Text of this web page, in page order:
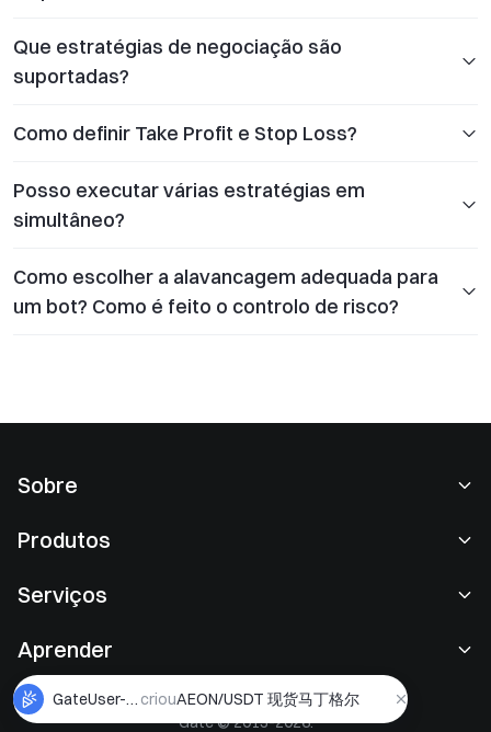
Que estratégias de negociação são
suportadas?
Como definir Take Profit e Stop Loss?
Posso executar várias estratégias em
simultâneo?
Como escolher a alavancagem adequada para
um bot? Como é feito o controlo de risco?
GateUser-c19d22e1 criouAEON/USDT 现货马丁格尔
Sobre
Sala de imprensa
Contrato de utilizador
Aviso de risco
Produtos
Negociação à vista
Margem
Centro Earn
Serviços
Feedback do utilizador
Aprender
Academia
Gate News
Gate © 2013-2026.